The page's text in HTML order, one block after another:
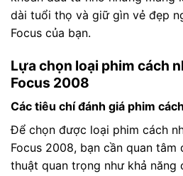
dài tuổi thọ và giữ gìn vẻ đẹp
Focus của bạn.
Lựa chọn loại phim cách
Focus 2008
Các tiêu chí đánh giá phim
Để chọn được loại phim cách
Focus 2008, bạn cần quan
thuật quan trọng như khả năng